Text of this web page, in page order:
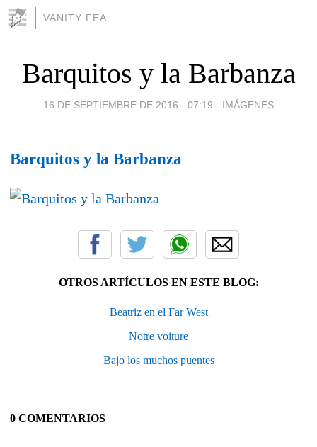
VANITY FEA
Barquitos y la Barbanza
16 DE SEPTIEMBRE DE 2016 - 07:19 - IMÁGENES
Barquitos y la Barbanza
OTROS ARTÍCULOS EN ESTE BLOG:
Beatriz en el Far West
Notre voiture
Bajo los muchos puentes
0 COMENTARIOS